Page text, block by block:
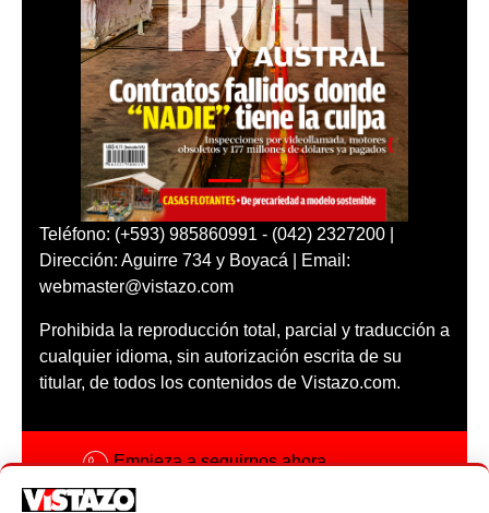
Teléfono: (+593) 985860991 - (042) 2327200 |
Dirección: Aguirre 734 y Boyacá | Email:
webmaster@vistazo.com
Prohibida la reproducción total, parcial y traducción a
cualquier idioma, sin autorización escrita de su
titular, de todos los contenidos de Vistazo.com.
Empieza a seguirnos ahora